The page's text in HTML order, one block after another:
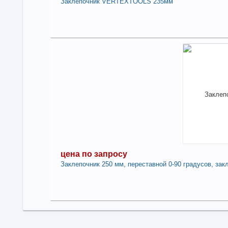
цена по запросу
Заклепочник 250 мм, переставной 0-90 градусов,